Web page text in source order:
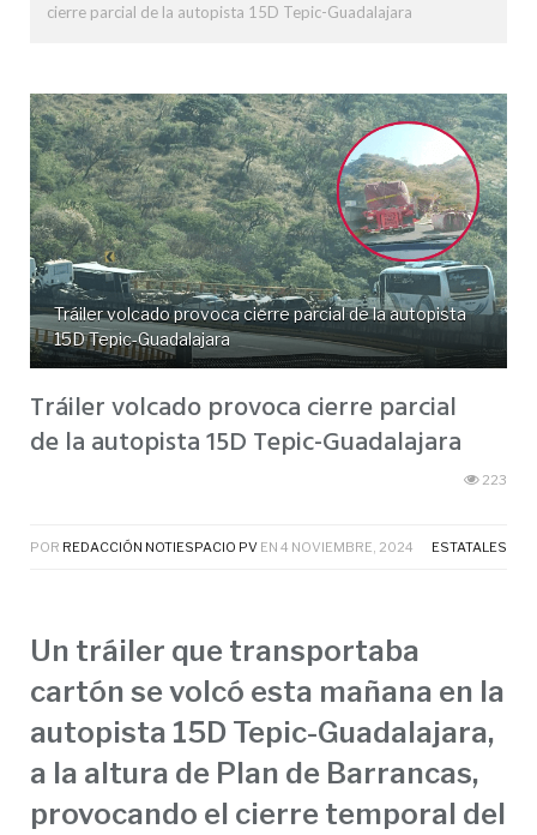
cierre parcial de la autopista 15D Tepic-Guadalajara
Tráiler volcado provoca cierre parcial de la autopista
15D Tepic-Guadalajara
Tráiler volcado provoca cierre parcial
de la autopista 15D Tepic-Guadalajara
223
POR REDACCIÓN NOTIESPACIO PV EN 4 NOVIEMBRE, 2024 ESTATALES
Un tráiler que transportaba
cartón se volcó esta mañana en la
autopista 15D Tepic-Guadalajara,
a la altura de Plan de Barrancas,
provocando el cierre temporal del